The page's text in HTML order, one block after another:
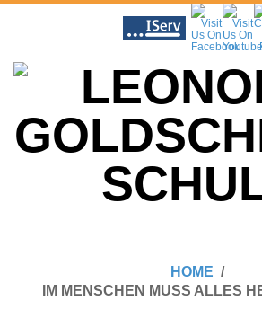
content
HOME
IM MENSCHEN MUSS ALLES